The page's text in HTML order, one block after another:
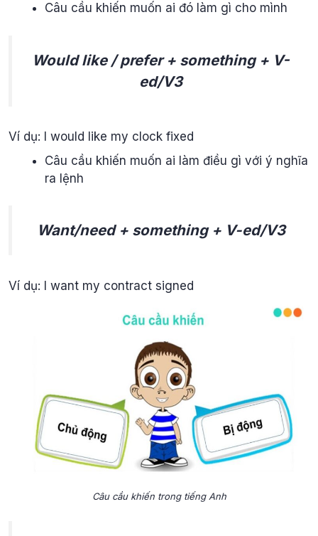
Câu cầu khiến muốn ai đó làm gì cho mình
Would like / prefer + something + V-
ed/V3
Ví dụ: I would like my clock fixed
Câu cầu khiến muốn ai làm điều gì với ý nghĩa
ra lệnh
Want/need + something + V-ed/V3
Ví dụ: I want my contract signed
Câu cầu khiến trong tiếng Anh